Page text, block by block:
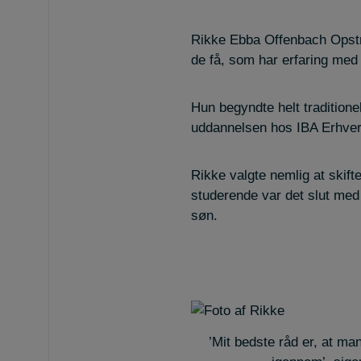
Rikke Ebba Offenbach
de få, som har erfaring
Hun begyndte helt
uddannelsen hos IBA
Rikke valgte nemlig at
studerende var det slut
søn.
’Mit bedste råd er, at